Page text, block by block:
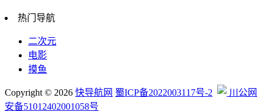
编程帮手
热门导航
二次元
电影
摸鱼
Copyright © 2026 快导航网 蜀ICP备2022003117号-2
川公网
安备51012402001058号